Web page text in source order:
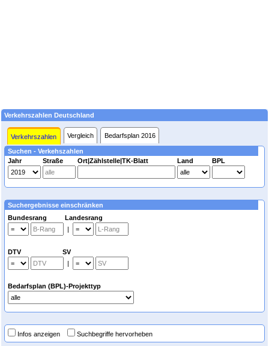
Verkehrszahlen Deutschland
Verkehrszahlen Vergleich Bedarfsplan 2016
Suchen - Verkehszahlen
Jahr
Straße Ort|Zählstelle|TK-Blatt Land BPL
Suchergebnisse einschränken
Bundesrang Landesrang
|
DTV SV
|
Bedarfsplan (BPL)-Projekttyp
Infos anzeigen Suchbegriffe hervorheben